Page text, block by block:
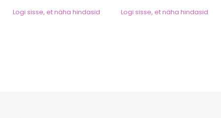
Logi sisse, et näha hindasid Logi sisse, et näha hindasid